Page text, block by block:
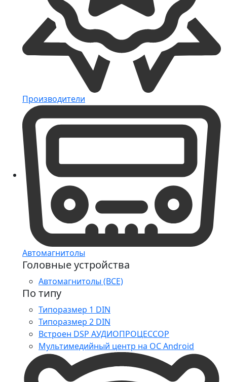
Производители
Автомагнитолы
Головные устройства
Автомагнитолы (ВСЕ)
По типу
Типоразмер 1 DIN
Типоразмер 2 DIN
Встроен DSP АУДИОПРОЦЕССОР
Мультимедийный центр на ОС Android